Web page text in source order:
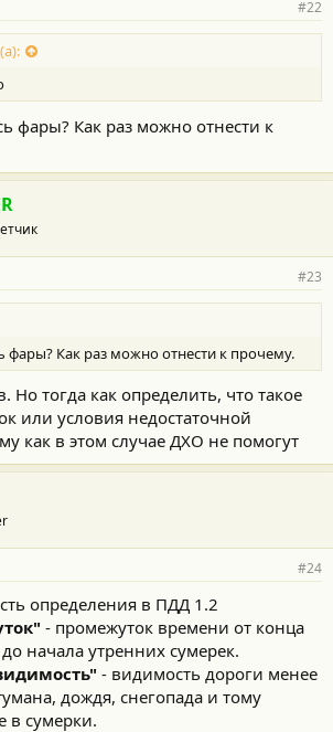
#22
фары? Как раз можно отнести к
#23
фары? Как раз можно отнести к прочему.
Но тогда как определить, что такое
или условия недостаточной
как в этом случае ДХО не помогут
#24
определения в ПДД 1.2
- промежуток времени от конца
начала утренних сумерек.
- видимость дороги менее
дождя, снегопада и тому
в сумерки.